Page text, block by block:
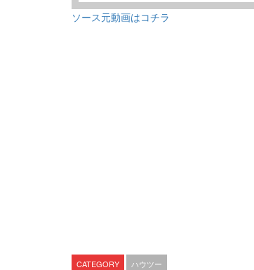
ソース元動画はコチラ
CATEGORY ハウツー